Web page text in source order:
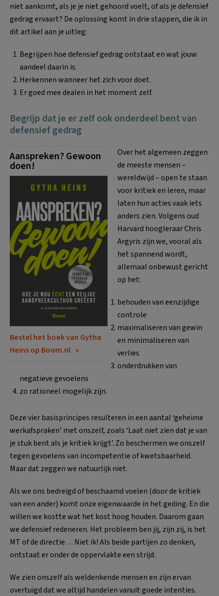
niet aankomt, als je je niet gehoord voelt, of als je defensief
gedrag ervaart? De oplossing komt in drie stappen, die ik in
dit artikel aan je uitleg:
Begrijpen hoe defensief gedrag ontstaat en wat jouw
aandeel daarin is.
Herkennen wanneer het zich voor doet.
Er goed mee dealen in het moment zelf.
Begrijp dat je er zelf ook onderdeel bent van
defensief gedrag
Aanspreken? Gewoon
doen!
Bestel het boek van Gytha
Heins op Boom.nl
Over het algemeen zeggen
de meeste mensen –
wereldwijd – open te staan
voor kritiek en leren, maar
laten hun acties vaak iets
anders zien. Volgens oud
Harvard hoogleraar Chris
Argyris zijn we, vooral als
het spannend wordt,
allemaal onbewust gericht
op het:
behouden van eenzijdige
controle
maximaliseren van gewin
en minimaliseren van
verlies
onderdrukken van
negatieve gevoelens
zo rationeel mogelijk zijn.
Deze vier basisprincipes resulteren in een aantal ‘geheime
werkafspraken’ met onszelf, zoals ‘Laat niet zien dat je van
je stuk bent als je kritiek krijgt’. Zo beschermen we onszelf
tegen gevoelens van incompetentie of kwetsbaarheid.
Maar dat zeggen we natuurlijk niet.
Als we ons bedreigd of beschaamd voelen (door de kritiek
van een ander) komt onze eigenwaarde in het geding. En die
willen we kostte wat het kost hoog houden. Daarom gaan
we defensief redeneren. Het probleem ben jij, zijn zij, is het
MT of de directie… Niet ik! Als beide partijen zo denken,
ontstaat er onder de oppervlakte een strijd.
We zien onszelf als weldenkende mensen en zijn ervan
overtuigd dat we altijd handelen vanuit goede intenties.